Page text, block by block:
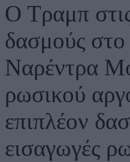
Ο Τραμπ
δασμούς στο
Ναρέντρα
ρωσικού
επιπλέον
εισαγωγές